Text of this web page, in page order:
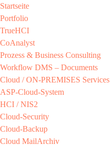
Startseite
Portfolio
TrueHCI
CoAnalyst
Prozess & Business Consulting
Workflow DMS – Documents
Cloud / ON-PREMISES​ Services​
ASP-Cloud-System​
HCI / NIS2​
Cloud-Security​
Cloud-Backup​
Cloud MailArchiv​